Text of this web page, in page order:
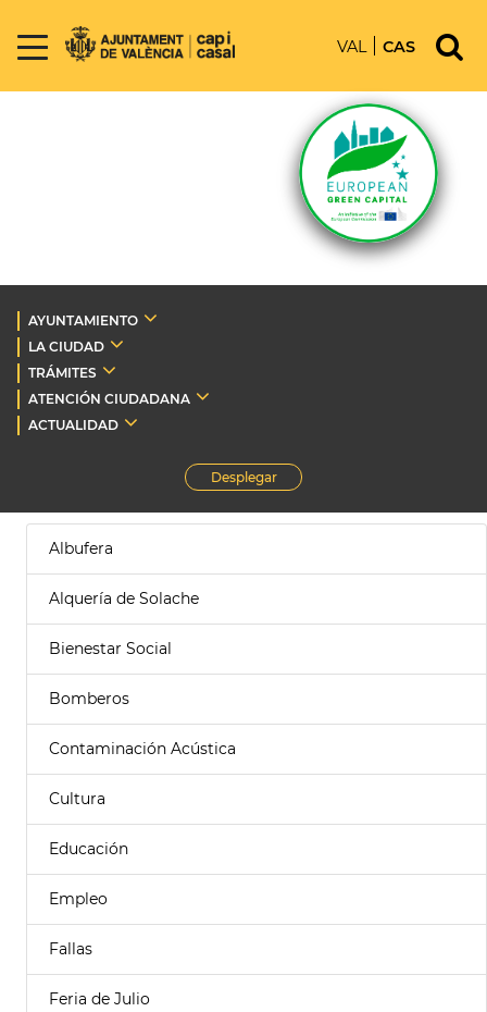
VAL CAS
AYUNTAMIENTO
LA CIUDAD
TRÁMITES
ATENCIÓN CIUDADANA
ACTUALIDAD
Desplegar
Albufera
Alquería de Solache
Bienestar Social
Bomberos
Contaminación Acústica
Cultura
Educación
Empleo
Fallas
Feria de Julio